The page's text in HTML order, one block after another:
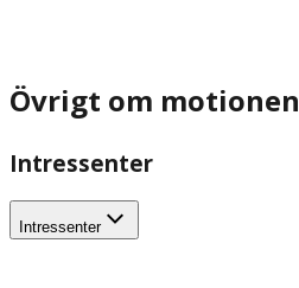
Övrigt om motionen
Intressenter
Intressenter